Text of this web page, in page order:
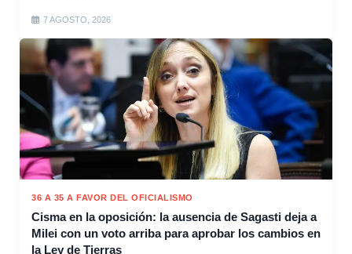
7 AGOSTO, 2026
36 A 35 A FAVOR DEL OFICIALISMO
Cisma en la oposición: la ausencia de Sagasti deja a
Milei con un voto arriba para aprobar los cambios en
la Ley de Tierras